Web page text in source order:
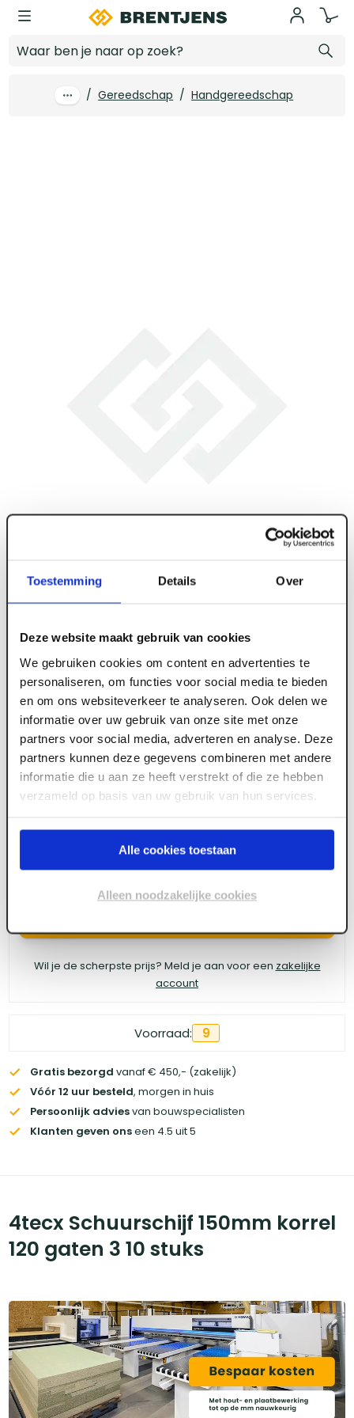
Toestemming Details Over
Deze website maakt gebruik van cookies
We gebruiken cookies om content en advertenties te
personaliseren, om functies voor social media te bieden
en om ons websiteverkeer te analyseren. Ook delen we
informatie over uw gebruik van onze site met onze
partners voor social media, adverteren en analyse. Deze
partners kunnen deze gegevens combineren met andere
informatie die u aan ze heeft verstrekt of die ze hebben
verzameld op basis van uw gebruik van hun services.
Alle cookies toestaan
Alleen noodzakelijke cookies
Ga naar hoofdinhoud
/ Gereedschap / Handgereedschap
ART005905
4tecx Schuurschijf 150mm korrel 120 gaten 3
10 stuks
Meld je aan of maak een account aan om toegang
te krijgen tot de prijzen.
Wil je de scherpste prijs? Meld je aan voor een zakelijke
account
Voorraad: 9
Gratis bezorgd vanaf € 450,- (zakelijk)
Vóór 12 uur besteld, morgen in huis
Persoonlijk adviesvan bouwspecialisten
Klanten geven onseen 4.5 uit 5
4tecx Schuurschijf 150mm korrel
120 gaten 3 10 stuks
Log in voor prijzen